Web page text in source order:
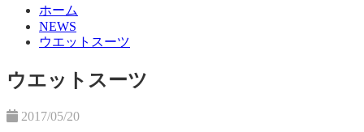
ホーム
NEWS
ウエットスーツ
ウエットスーツ
2017/05/20